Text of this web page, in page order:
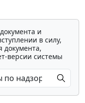
и
в силу,
документа,
версии системы